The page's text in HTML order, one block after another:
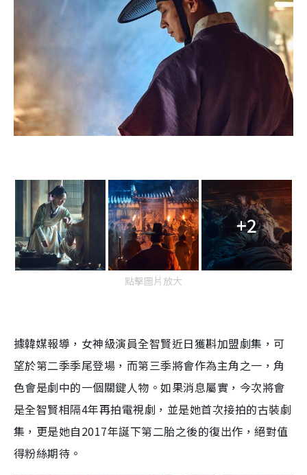
+2
點擊圖片放大
據韓媒報導，女神級演員全智賢近日獲斟加盟劇集，可
望於第二季季尾登場，而第三季將會作為主角之一，角
色會是劇中的一個關鍵人物。如果消息屬實，今次將會
是全智賢相隔4年再拍電視劇，並是她首次接拍的古裝劇
集，更是她自2017年誕下第二胎之後的復出作，絕對值
得粉絲期待。